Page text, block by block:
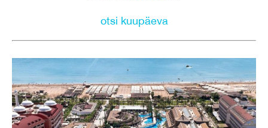
otsi kuupäeva